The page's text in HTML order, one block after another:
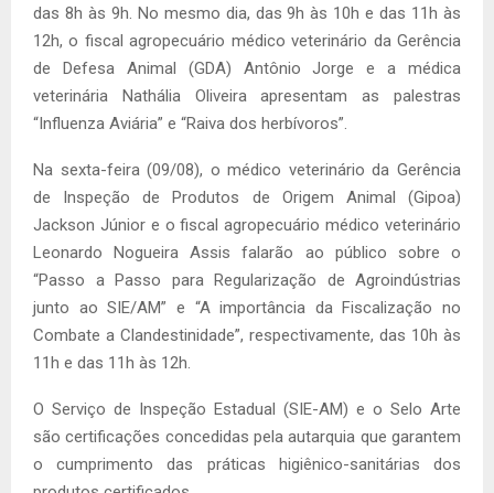
das 8h às 9h. No mesmo dia, das 9h às 10h e das 11h às
12h, o fiscal agropecuário médico veterinário da Gerência
de Defesa Animal (GDA) Antônio Jorge e a médica
veterinária Nathália Oliveira apresentam as palestras
“Influenza Aviária” e “Raiva dos herbívoros”.
Na sexta-feira (09/08), o médico veterinário da Gerência
de Inspeção de Produtos de Origem Animal (Gipoa)
Jackson Júnior e o fiscal agropecuário médico veterinário
Leonardo Nogueira Assis falarão ao público sobre o
“Passo a Passo para Regularização de Agroindústrias
junto ao SIE/AM” e “A importância da Fiscalização no
Combate a Clandestinidade”, respectivamente, das 10h às
11h e das 11h às 12h.
O Serviço de Inspeção Estadual (SIE-AM) e o Selo Arte
são certificações concedidas pela autarquia que garantem
o cumprimento das práticas higiênico-sanitárias dos